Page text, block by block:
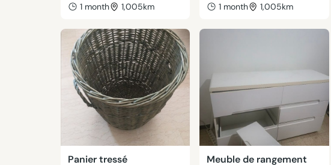
1 month 1,005km 1 month 1,005km
Panier tressé Meuble de rangement